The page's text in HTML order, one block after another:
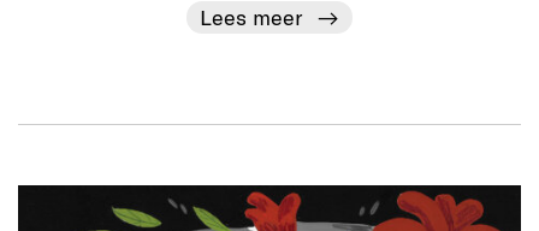
Lees meer